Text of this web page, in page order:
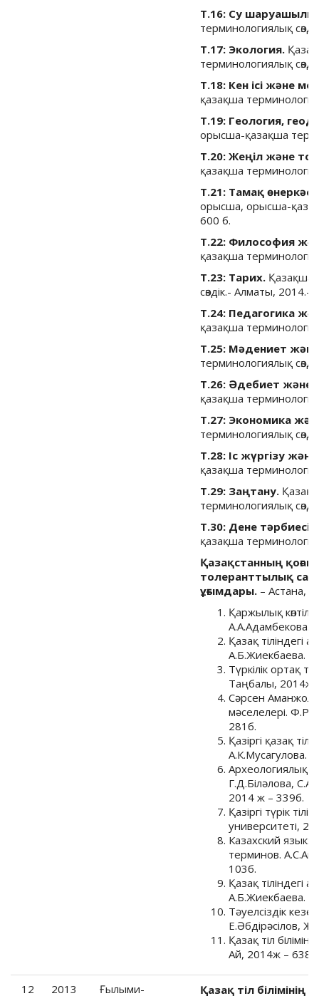
Т.16: Су
терминологиялық
Т.17: Экология.
терминологиялық
Т.18: Кен ісі және
қазақша
Т.19: Геология,
орысша-қазақша
Т.20: Жеңіл және
қазақша
Т.21: Тамақ
орысша, орысша-
600 б.
Т.22: Философия
қазақша
Т.23: Тарих.
сөздік.- Алматы, 2014.-
Т.24: Педагогика
қазақша
Т.25: Мәдениет
терминологиялық
Т.26: Әдебиет және
қазақша
Т.27: Экономика
терминологиялық
Т.28: Іс жүргізу және
қазақша
Т.29: Заңтану.
терминологиялық
Т.30: Дене тәрбиесі
қазақша
Қазақстанның
толеранттылық
ұғымдары. – Астана,
Қаржылық
А.А.Адамбекова.
Қазақ тіліндегі
А.Б.Жиекбаева. –
Түркілік ортақ
Таңбалы, 2014ж
Сәрсен
мәселелері.
281б.
Қазіргі қазақ
А.К.Мусагулова.
Археологиялық
Г.Д.Біләлова,
2014 ж – 339б.
Қазіргі түрік
университеті,
Казахский язык:
терминов.
103б.
Қазақ тіліндегі
А.Б.Жиекбаева. –
Тәуелсіздік
Е.Әбдірәсілов,
Қазақ тіл
Ай, 2014ж – 638б.
12 2013
Ғылыми-
Қазақ тіл білімінің